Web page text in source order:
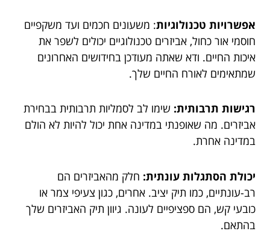
אפשרויות טכנולוגיות: משעונים חכמים ועד משקפיים
חוסמי אור כחול, אביזרים טכנולוגיים יכולים לשפר את
איכות החיים. ודא שאתה מעודכן בחידושים האחרונים
שמתאימים לאורח החיים שלך.
רגישות תרבותית: שימו לב לסמליות תרבותית בבחירת
אביזרים. מה שאופנתי במדינה אחת יכול להיות לא הולם
במדינה אחרת.
יכולת הסתגלות עונתית: חלק מהאביזרים הם
רב-עונתיים, כמו תיק יציב. אחרים, כגון צעיפי צמר או
כובעי קש, הם ספציפיים לעונה. גיוון תיק האביזרים שלך
בהתאם.